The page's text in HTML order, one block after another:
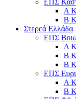
ΕΠΣ
Α
Β
Στερεά Ελλάδα
ΕΠΣ
Α
Β
Β
ΕΠΣ
Α
Β